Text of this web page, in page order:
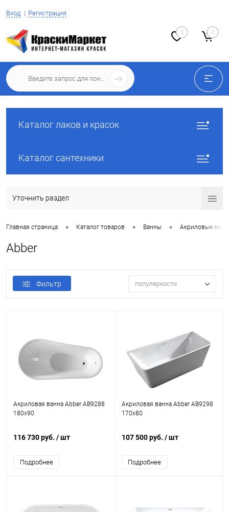
Вход Регистрация
0 0
Каталог лаков и красок
Каталог сантехники
Уточнить раздел
Главная страница • Каталог товаров • Ванны • Акриловые
Abber
Фильтр популярности
Акриловая ванна Abber AB9288
180x90
116 730 руб. / шт
Подробнее
Акриловая ванна Abber AB9298
170x80
107 500 руб. / шт
Подробнее